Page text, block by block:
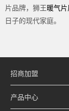
片品牌，狮王 暖气片
日子的现代家庭。
招商加盟
产品中心